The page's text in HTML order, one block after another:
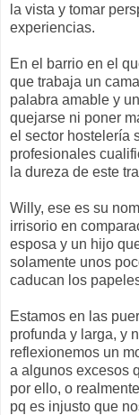
la vista y tomar
experiencias.
En el barrio en el
que trabaja un
palabra amable y
quejarse ni poner
el sector hostelería
profesionales
la dureza de este
Willy, ese es su
irrisorio en
esposa y un hijo
solamente unos
caducan los
Estamos en las
profunda y larga, y
reflexionemos un
a algunos excesos
por ello, o
pq es injusto que